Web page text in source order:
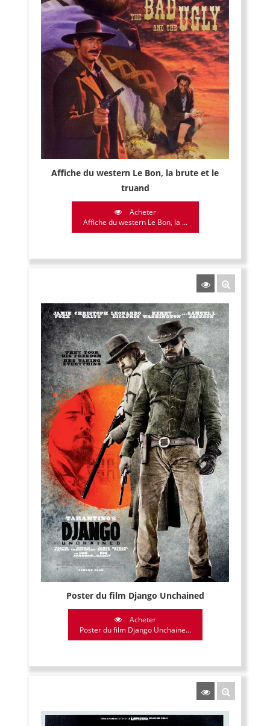
Affiche du western Le Bon, la brute et le
truand
Acheter
Affiche du western Le Bon, la ...
Poster du film Django Unchained
Acheter
Poster du film Django Unchaine...